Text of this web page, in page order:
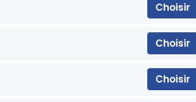
Choisir
Choisir
Choisir